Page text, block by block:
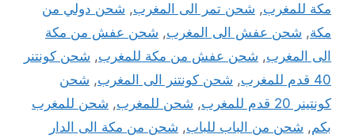
مكة للمغرب, شحن تمر الى المغرب, شحن دولي من
مكة, شحن عفش الى المغرب, شحن عفش من مكة
الى المغرب, شحن عفش من مكة للمغرب, شحن كونتنر
40 قدم للمغرب
, شحن كونتنر الى المغرب, شحن
كونتينر 20 قدم للمغرب
, شحن للمغرب, شحن للمغرب
بكم, شحن من الباب للباب, شحن من مكة الى الدار